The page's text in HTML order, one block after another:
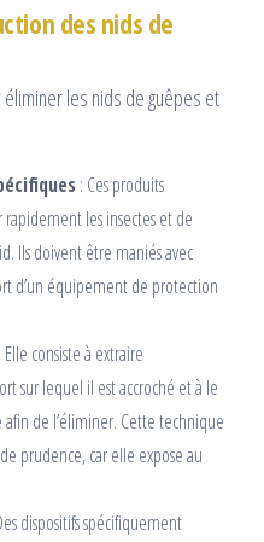
des nids de
les nids de guêpes et
: Ces produits
les insectes et de
Ils doivent être maniés avec
d’un équipement de protection
: Elle consiste à extraire
sur lequel il est accroché et à le
de l’éliminer. Cette technique
prudence, car elle expose au
dispositifs spécifiquement